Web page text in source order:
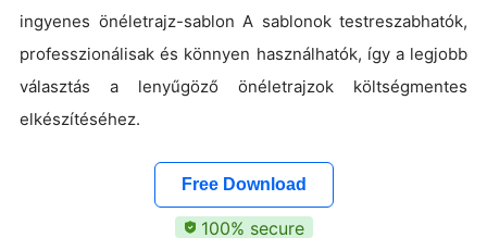
ingyenes önéletrajz-sablon A sablonok testreszabhatók,
professzionálisak és könnyen használhatók, így a legjobb
választás a lenyűgöző önéletrajzok költségmentes
elkészítéséhez.
Free Download
100% secure